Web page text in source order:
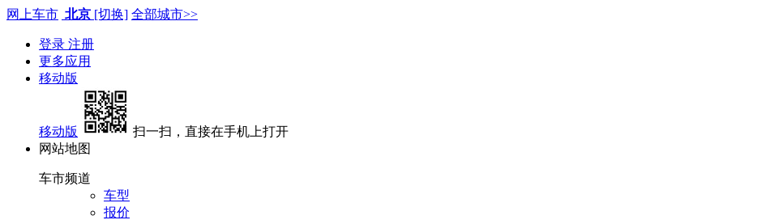
网上车市 北京 [切换] 全部城市>>
登录 注册
更多应用
移动版
移动版
扫一扫，直接在手机上打开
网站地图
车市频道
车型
报价